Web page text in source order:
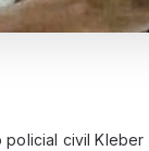
policial civil